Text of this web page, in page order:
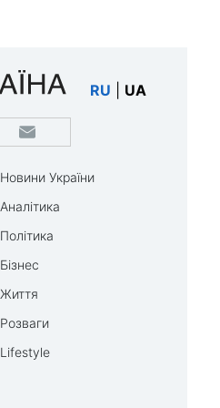
RU UA
Новини України
Аналітика
Політика
Бізнес
Життя
Розваги
Lifestyle